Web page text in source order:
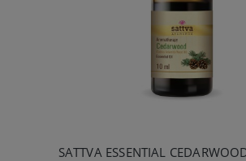
SATTVA ESSENTIAL